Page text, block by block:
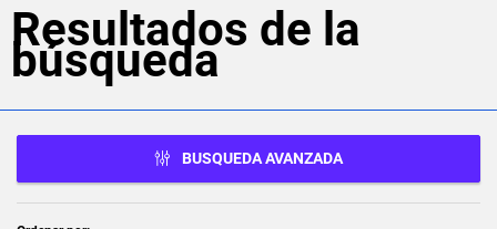
Resultados de la
búsqueda
BUSQUEDA AVANZADA